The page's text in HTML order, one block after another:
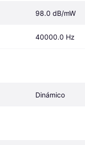
98.0 dB/mW
40000.0 Hz
Dinámico